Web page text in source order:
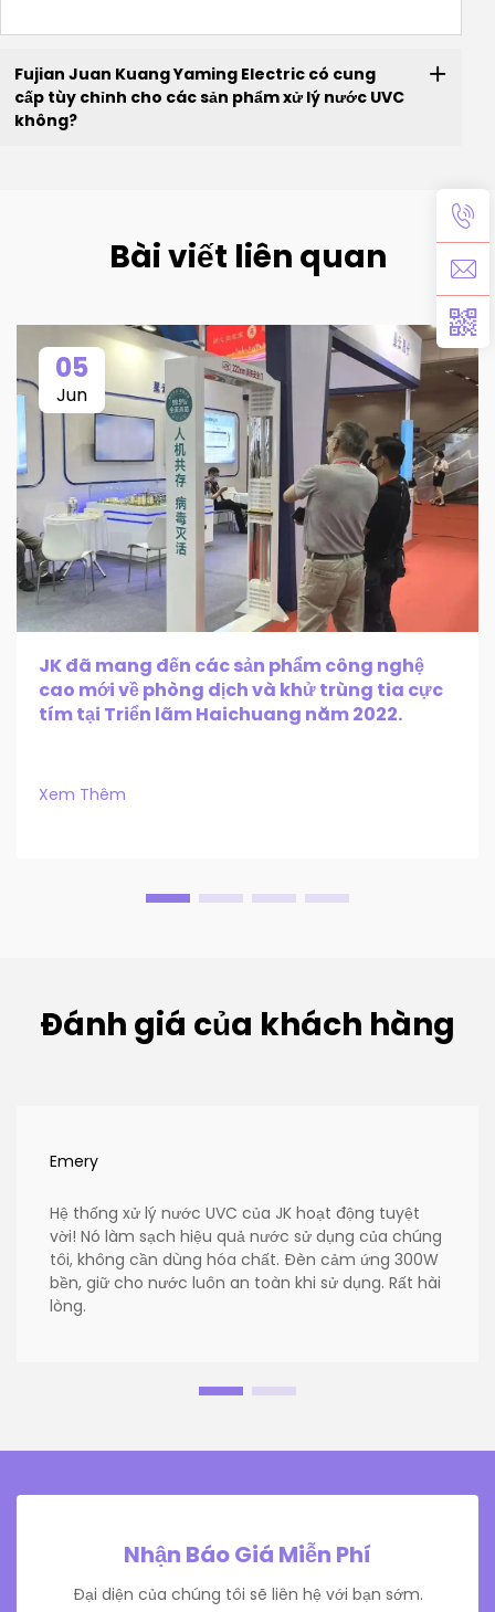
Fujian Juan Kuang Yaming Electric có cung
cấp tùy chỉnh cho các sản phẩm xử lý nước UVC
không?
Bài viết liên quan
05
Jun
JK đã mang đến các sản phẩm công nghệ
cao mới về phòng dịch và khử trùng tia cực
tím tại Triển lãm Haichuang năm 2022.
Xem Thêm
Đánh giá của khách hàng
Emery
Hệ thống xử lý nước UVC của JK hoạt động tuyệt
vời! Nó làm sạch hiệu quả nước sử dụng của chúng
tôi, không cần dùng hóa chất. Đèn cảm ứng 300W
bền, giữ cho nước luôn an toàn khi sử dụng. Rất hài
lòng.
Nhận Báo Giá Miễn Phí
Đại diện của chúng tôi sẽ liên hệ với bạn sớm.